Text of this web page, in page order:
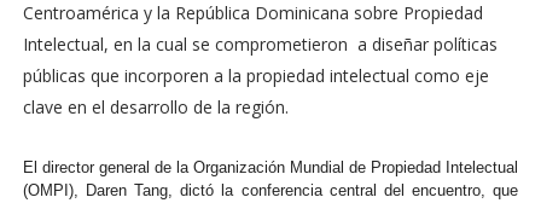
Centroamérica y la República Dominicana sobre Propiedad
Intelectual, en la cual se comprometieron a diseñar políticas
públicas que incorporen a la propiedad intelectual como eje
clave en el desarrollo de la región.
El director general de la Organización Mundial de Propiedad Intelectual
(OMPI), Daren Tang, dictó la conferencia central del encuentro, que